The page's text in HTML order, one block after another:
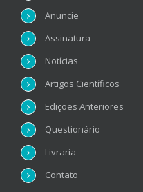
Anuncie
Assinatura
Notícias
Artigos Científicos
Edições Anteriores
Questionário
Livraria
Contato